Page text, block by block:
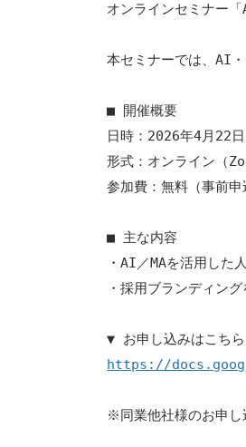
オンラインセミナー
本セミナーでは、AI
■ 開催概要
日時：2026年4月22
形式：オンライン（
参加費：無料（事前申
■ 主な内容
・AI／MAを活用した
・採用ブランディン
▼ お申し込みはこちら
https://
※同業他社様のお申し